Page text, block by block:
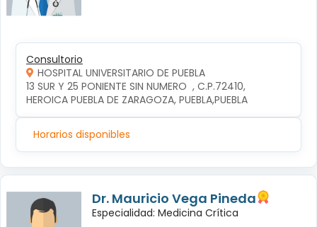
Consultorio
HOSPITAL UNIVERSITARIO DE PUEBLA
13 SUR Y 25 PONIENTE SIN NUMERO  , C.P.72410,
HEROICA PUEBLA DE ZARAGOZA, PUEBLA,PUEBLA
Horarios disponibles
Dr. Mauricio Vega Pineda
Especialidad: Medicina Crítica